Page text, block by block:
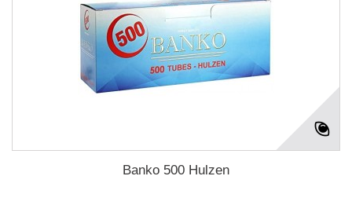
Banko 500 Hulzen